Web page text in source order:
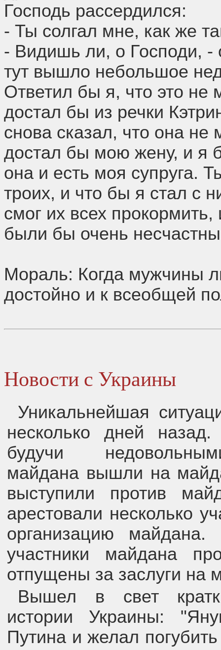
Господь рассердился:
- Ты солгал мне, как же
- Видишь ли, о Господи, -
тут вышло небольшое
Ответил бы я, что это не
достал бы из речки
снова сказал, что она не
достал бы мою жену, и я
она и есть моя супруга.
троих, и что бы я стал с
смог их всех
были бы очень
Мораль: Когда мужчины
достойно и к всеобщей
Новости с Украины
Уникальнейшая
несколько дней
будучи
майдана вышли на
выступили против
арестовали несколько
организацию
участники майдана
отпущены за заслуги на
Вышел в свет
истории Украины:
Путина и желал